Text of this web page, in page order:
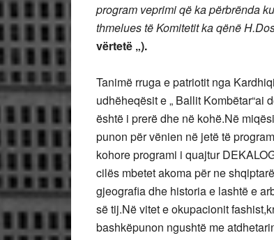
program veprimi që ka përbrënda
thmelues të Komitetit ka qënë
vërtetë „).
Tanimë rruga e patriotit nga
udhëheqësit e „ Ballit Kombëtar“ai
është i prerë dhe në kohë.Në
punon për vënien në jetë të
kohore programi i quajtur
cilës mbetet akoma për ne
gjeografia dhe historia e lashtë e
së tij.Në vitet e okupacionit
bashkëpunon ngushtë me